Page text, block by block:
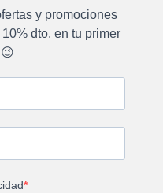
y promociones
dto. en tu primer